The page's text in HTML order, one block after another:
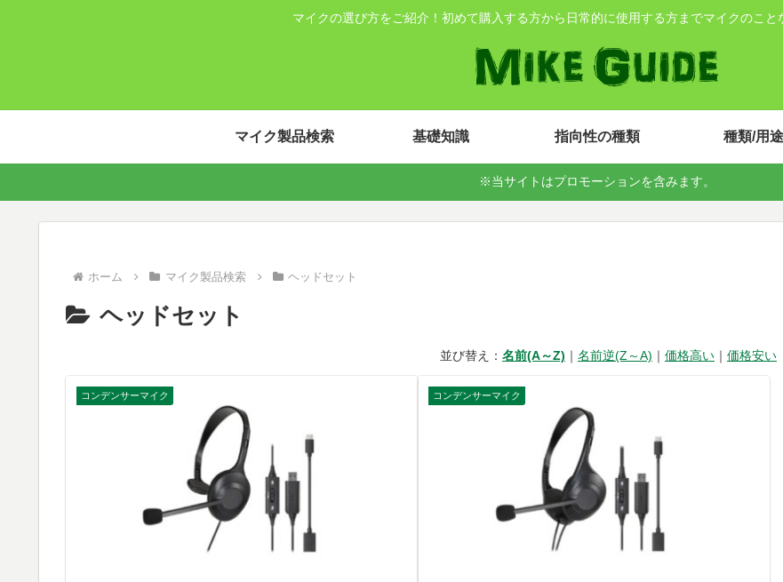
マイクの選び方をご紹介！初めて購入する方から日常的に使用する方までマイクのこと
マイク製品検索 基礎知識 指向性の種類 種類/用途
※当サイトはプロモーションを含みます。
ホーム マイク製品検索 ヘッドセット
ヘッドセット
並び替え： ｜ ｜ ｜
コンデンサーマイク コンデンサーマイク